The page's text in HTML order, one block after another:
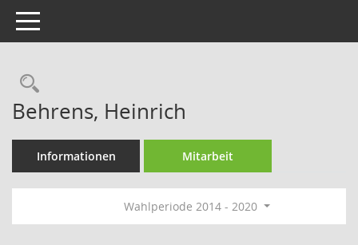
Toggle navigation
Rechercheauswahl
Behrens, Heinrich
Informationen Mitarbeit
Wahlperiode 2014 - 2020